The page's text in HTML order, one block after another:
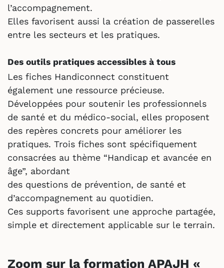
l’accompagnement.
Elles favorisent aussi la création de passerelles
entre les secteurs et les pratiques.
Des outils pratiques accessibles à tous
Les fiches Handiconnect constituent
également une ressource précieuse.
Développées pour soutenir les professionnels
de santé et du médico-social, elles proposent
des repères concrets pour améliorer les
pratiques. Trois fiches sont spécifiquement
consacrées au thème “Handicap et avancée en
âge”, abordant
des questions de prévention, de santé et
d’accompagnement au quotidien.
Ces supports favorisent une approche partagée,
simple et directement applicable sur le terrain.
Zoom sur la formation APAJH «